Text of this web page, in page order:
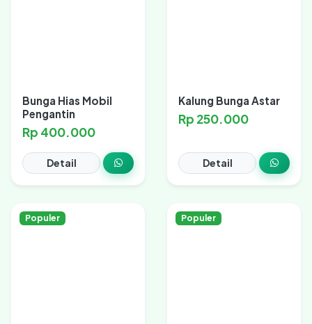
Bunga Hias Mobil
Pengantin
Rp 400.000
Detail
Kalung Bunga Astar
Rp 250.000
Detail
Populer Populer